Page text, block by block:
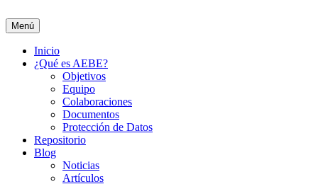
al
contenido
Asociación de Estudiantes de Biociencias de España
Menú
Inicio
¿Qué es AEBE?
Objetivos
Equipo
Colaboraciones
Documentos
Protección de Datos
Repositorio
Blog
Noticias
Artículos